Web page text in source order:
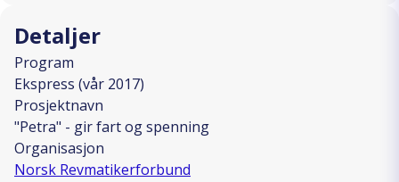
Detaljer
Program
Ekspress (vår 2017)
Prosjektnavn
"Petra" - gir fart og spenning
Organisasjon
Norsk Revmatikerforbund